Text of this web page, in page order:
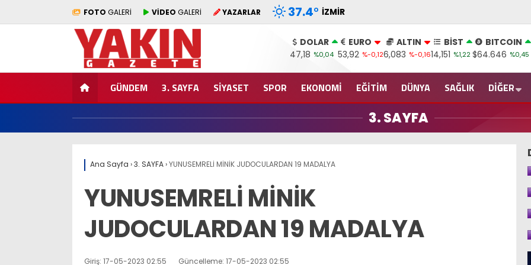
FOTO GALERİ VİDEO GALERİ YAZARLAR 37.4° İZMIR
DOLAR
47,18 %0,04
EURO
53,92 %-0,12
ALTIN
6,083 %-0,16
BİST
14,151 %1,22
BITCOIN
$64.646 %0,45
GÜNDEM 3. SAYFA SİYASET SPOR EKONOMİ EĞİTİM DÜNYA SAĞLIK DİĞER
3. SAYFA
Ana Sayfa ›3. SAYFA›YUNUSEMRELİ MİNİK JUDOCULARDAN 19 MADALYA
YUNUSEMRELİ MİNİK
JUDOCULARDAN 19 MADALYA
Giriş: 17-05-2023 02:55 Güncelleme: 17-05-2023 02:55